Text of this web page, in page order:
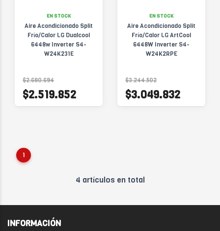
EN STOCK
Aire Acondicionado Split
Frío/Calor LG Dualcool
6448w Inverter S4-
W24K231E
$2.680.694
$2.519.852
EN STOCK
Aire Acondicionado Split
Frío/Calor LG ArtCool
6448W Inverter S4-
W24K2RPE
$3.244.502
$3.049.832
1
4 artículos en total
INFORMACIÓN